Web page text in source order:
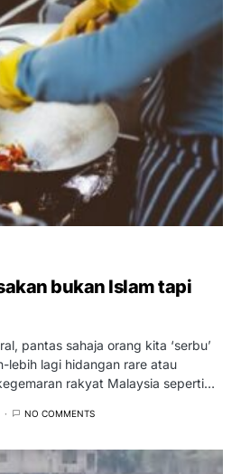
bukan Islam tapi
pantas sahaja orang kita ‘serbu’
lebih lagi hidangan rare atau
rakyat Malaysia seperti…
NO COMMENTS